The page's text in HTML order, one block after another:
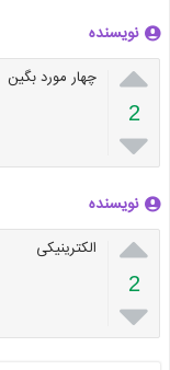
نویسنده

2

چهار مورد بگین
نویسنده

2

الکترینیکی